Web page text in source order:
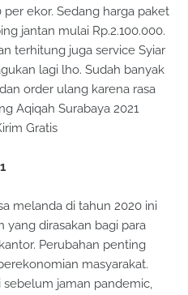
per ekor. Sedang harga paket
jantan mulai Rp.2.100.000.
terhitung juga service Syiar
lagi lho. Sudah banyak
order ulang karena rasa
Aqiqah Surabaya 2021
Gratis
melanda di tahun 2020 ini
yang dirasakan bagi para
Perubahan penting
masyarakat.
jaman pandemic,